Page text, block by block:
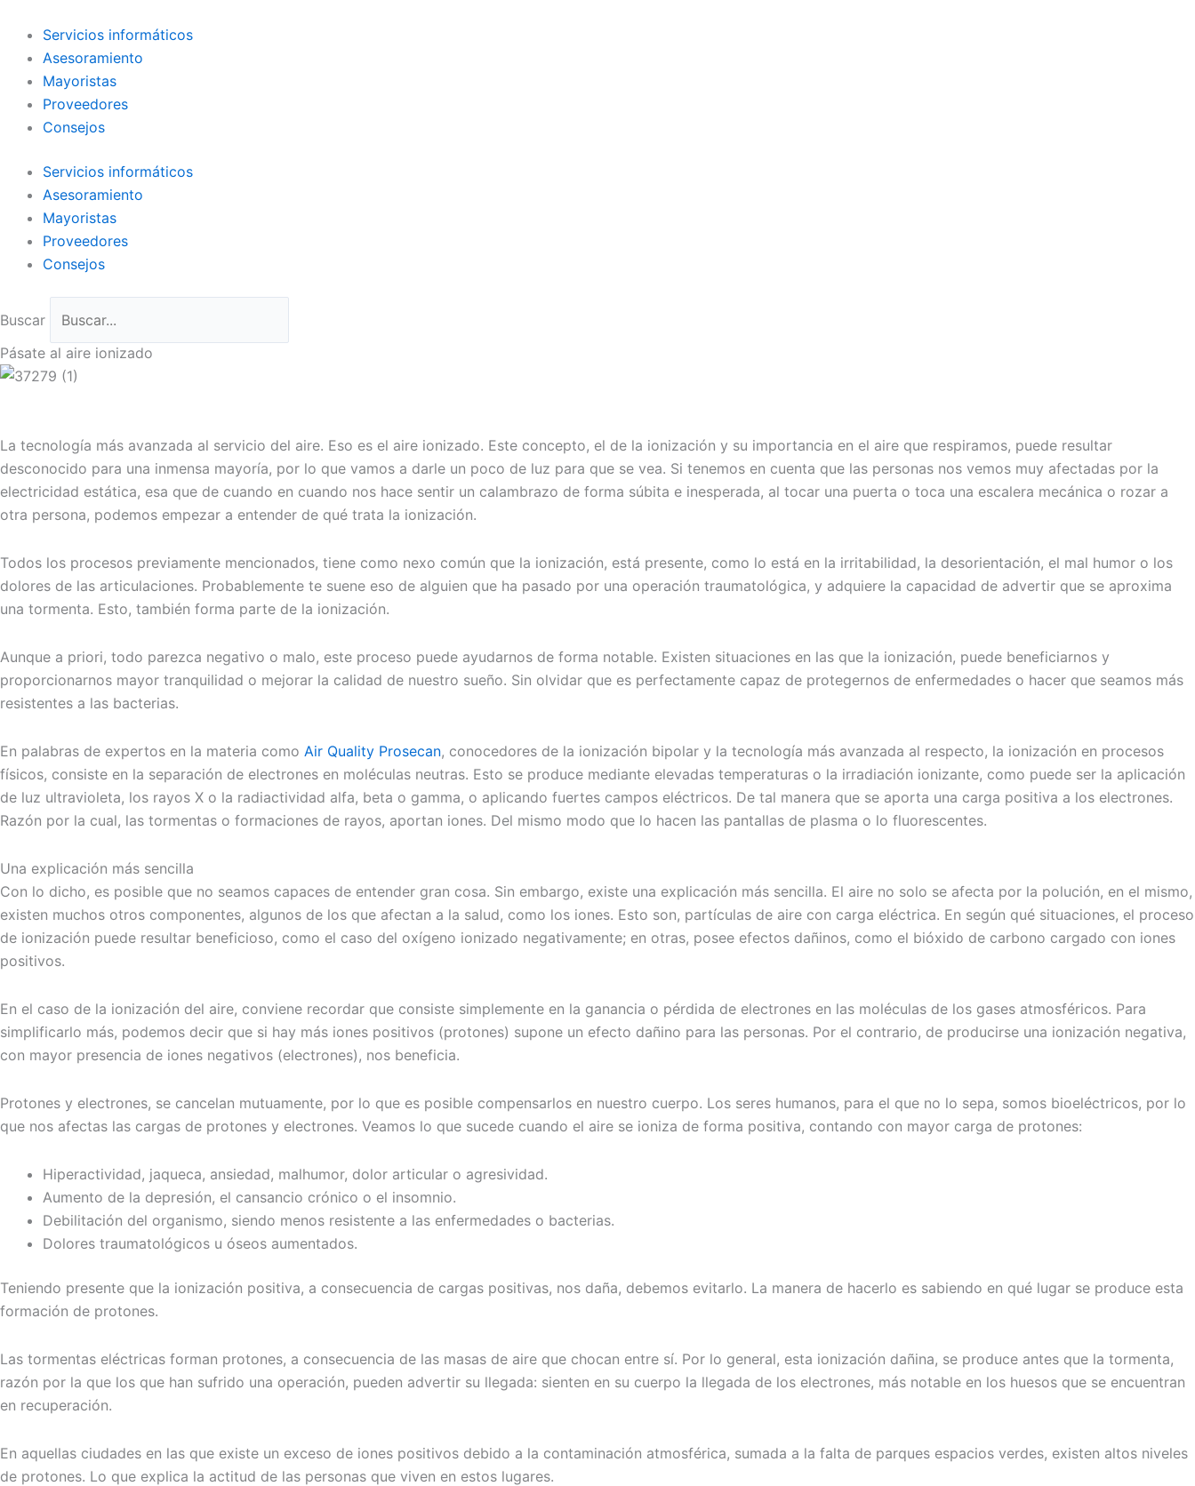
contenido
Servicios informáticos
Asesoramiento
Mayoristas
Proveedores
Consejos
Servicios informáticos
Asesoramiento
Mayoristas
Proveedores
Consejos
Buscar
Pásate al aire ionizado
La tecnología más avanzada al servicio del aire. Eso es el aire ionizado. Este concepto, el de la ionización y su importancia en el aire que respiramos, puede resultar
desconocido para una inmensa mayoría, por lo que vamos a darle un poco de luz para que se vea. Si tenemos en cuenta que las personas nos vemos muy afectadas por la
electricidad estática, esa que de cuando en cuando nos hace sentir un calambrazo de forma súbita e inesperada, al tocar una puerta o toca una escalera mecánica o rozar a
otra persona, podemos empezar a entender de qué trata la ionización.
Todos los procesos previamente mencionados, tiene como nexo común que la ionización, está presente, como lo está en la irritabilidad, la desorientación, el mal humor o los
dolores de las articulaciones. Probablemente te suene eso de alguien que ha pasado por una operación traumatológica, y adquiere la capacidad de advertir que se aproxima
una tormenta. Esto, también forma parte de la ionización.
Aunque a priori, todo parezca negativo o malo, este proceso puede ayudarnos de forma notable. Existen situaciones en las que la ionización, puede beneficiarnos y
proporcionarnos mayor tranquilidad o mejorar la calidad de nuestro sueño. Sin olvidar que es perfectamente capaz de protegernos de enfermedades o hacer que seamos más
resistentes a las bacterias.
En palabras de expertos en la materia como Air Quality Prosecan, conocedores de la ionización bipolar y la tecnología más avanzada al respecto, la ionización en procesos
físicos, consiste en la separación de electrones en moléculas neutras. Esto se produce mediante elevadas temperaturas o la irradiación ionizante, como puede ser la aplicación
de luz ultravioleta, los rayos X o la radiactividad alfa, beta o gamma, o aplicando fuertes campos eléctricos. De tal manera que se aporta una carga positiva a los electrones.
Razón por la cual, las tormentas o formaciones de rayos, aportan iones. Del mismo modo que lo hacen las pantallas de plasma o lo fluorescentes.
Una explicación más sencilla
Con lo dicho, es posible que no seamos capaces de entender gran cosa. Sin embargo, existe una explicación más sencilla. El aire no solo se afecta por la polución, en el mismo,
existen muchos otros componentes, algunos de los que afectan a la salud, como los iones. Esto son, partículas de aire con carga eléctrica. En según qué situaciones, el proceso
de ionización puede resultar beneficioso, como el caso del oxígeno ionizado negativamente; en otras, posee efectos dañinos, como el bióxido de carbono cargado con iones
positivos.
En el caso de la ionización del aire, conviene recordar que consiste simplemente en la ganancia o pérdida de electrones en las moléculas de los gases atmosféricos. Para
simplificarlo más, podemos decir que si hay más iones positivos (protones) supone un efecto dañino para las personas. Por el contrario, de producirse una ionización negativa,
con mayor presencia de iones negativos (electrones), nos beneficia.
Protones y electrones, se cancelan mutuamente, por lo que es posible compensarlos en nuestro cuerpo. Los seres humanos, para el que no lo sepa, somos bioeléctricos, por lo
que nos afectas las cargas de protones y electrones. Veamos lo que sucede cuando el aire se ioniza de forma positiva, contando con mayor carga de protones:
Hiperactividad, jaqueca, ansiedad, malhumor, dolor articular o agresividad.
Aumento de la depresión, el cansancio crónico o el insomnio.
Debilitación del organismo, siendo menos resistente a las enfermedades o bacterias.
Dolores traumatológicos u óseos aumentados.
Teniendo presente que la ionización positiva, a consecuencia de cargas positivas, nos daña, debemos evitarlo. La manera de hacerlo es sabiendo en qué lugar se produce esta
formación de protones.
Las tormentas eléctricas forman protones, a consecuencia de las masas de aire que chocan entre sí. Por lo general, esta ionización dañina, se produce antes que la tormenta,
razón por la que los que han sufrido una operación, pueden advertir su llegada: sienten en su cuerpo la llegada de los electrones, más notable en los huesos que se encuentran
en recuperación.
En aquellas ciudades en las que existe un exceso de iones positivos debido a la contaminación atmosférica, sumada a la falta de parques espacios verdes, existen altos niveles
de protones. Lo que explica la actitud de las personas que viven en estos lugares.